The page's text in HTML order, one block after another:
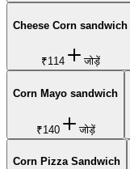
Cheese Corn sandwich
₹114 जोड़ें
Corn Mayo sandwich
₹140 जोड़ें
Corn Pizza Sandwich